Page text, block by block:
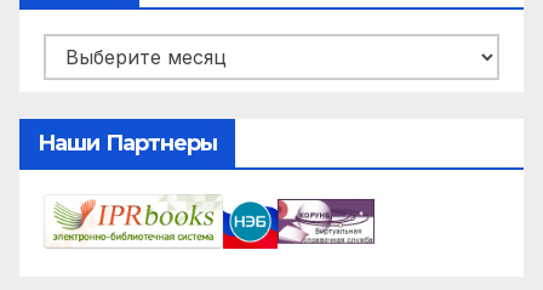
Архивы
Наши Партнеры